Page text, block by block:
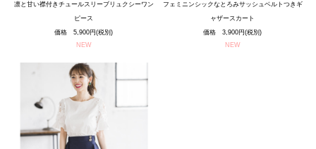
凛と甘い襟付きチュールスリーブリュクシーワン
ピース
価格 5,900円(税別)
NEW
フェミニンシックなとろみサッシュベルトつきギ
ャザースカート
価格 3,900円(税別)
NEW